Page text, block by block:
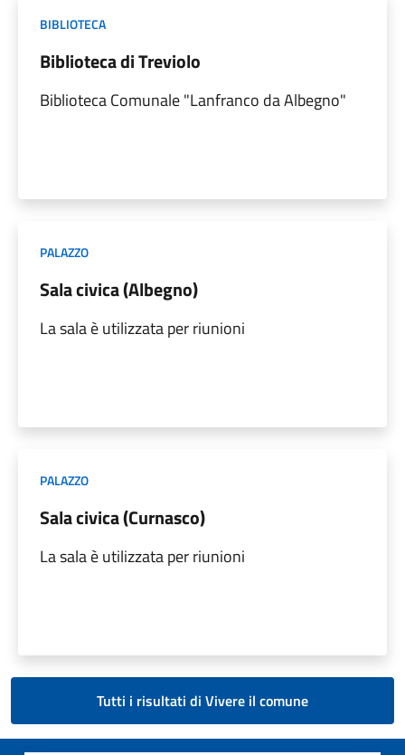
BIBLIOTECA
Biblioteca di Treviolo
Biblioteca Comunale "Lanfranco da Albegno"
PALAZZO
Sala civica (Albegno)
La sala è utilizzata per riunioni
PALAZZO
Sala civica (Curnasco)
La sala è utilizzata per riunioni
Tutti i risultati di Vivere il comune